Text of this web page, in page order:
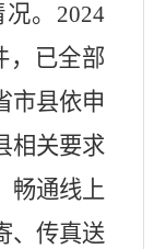
。 2024
，已全部
市县依申
相关要求
畅通线上
、传真送